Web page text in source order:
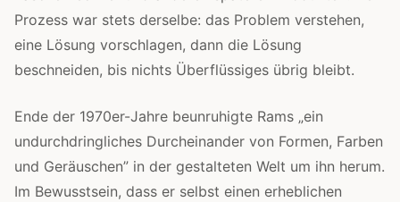
Prozess war stets derselbe: das Problem verstehen,
eine Lösung vorschlagen, dann die Lösung
beschneiden, bis nichts Überflüssiges übrig bleibt.
Ende der 1970er-Jahre beunruhigte Rams „ein
undurchdringliches Durcheinander von Formen, Farben
und Geräuschen” in der gestalteten Welt um ihn herum.
Im Bewusstsein, dass er selbst einen erheblichen